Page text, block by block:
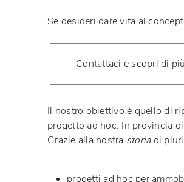
Se desideri dare vita al
Contattaci e scopri di
Il nostro obiettivo è quello di
progetto ad hoc. In provincia
Grazie alla nostra storiadi
progetti ad hoc per